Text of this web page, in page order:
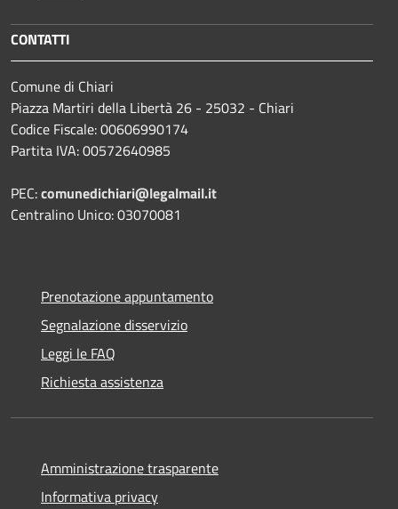
CONTATTI
Comune di Chiari
Piazza Martiri della Libertà 26 - 25032 - Chiari
Codice Fiscale: 00606990174
Partita IVA: 00572640985
PEC:comunedichiari@legalmail.it
Centralino Unico: 03070081
Prenotazione appuntamento
Segnalazione disservizio
Leggi le FAQ
Richiesta assistenza
Amministrazione trasparente
Informativa privacy